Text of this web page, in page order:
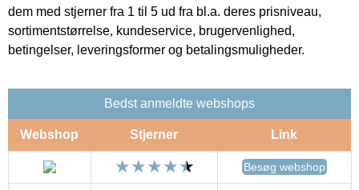
dem med stjerner fra 1 til 5 ud fra bl.a. deres prisniveau,
sortimentstørrelse, kundeservice, brugervenlighed,
betingelser, leveringsformer og betalingsmuligheder.
Bedst anmeldte webshops
Webshop Stjerner Link
Besøg webshop